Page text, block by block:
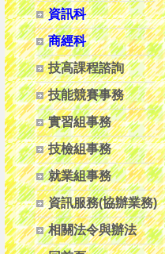
資訊科
商經科
技高課程諮詢
技能競賽事務
實習組事務
技檢組事務
就業組事務
資訊服務(協辦業務)
相關法令與辦法